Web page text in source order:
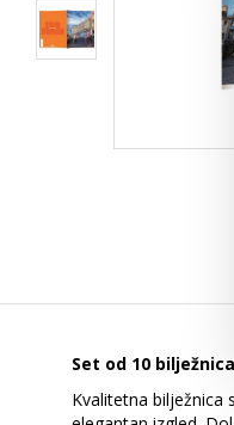
Set od 10
Kvalitetna bilježnica